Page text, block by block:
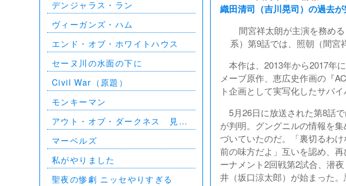
織田清司（吉川晃司）の過去
間宮祥太朗が主演を務め
系）第9話では、照朝（間宮
本作は、2013年から2017年
メーブ原作、恵広史作画の『
ト企画として実写化したサバ
5月26日に放送された第8話
が判明。グングニルの情報を
づいていたのだ。「裏切るわ
前の味方だよ」互いを認め、
ーナメント2回戦第2試合、潜
井（坂口涼太郎）が始まった
デンジャラス・ラン
ヴィーガンズ・ハム
エンド・オブ・ホワイトハウス
セーヌ川の水面の下に
Civil War（原題）
モンキーマン
アウト・オブ・ダークネス 見え
ない影
マーベルズ
私がやりました
聖夜の惨劇 ニッセやりすぎる